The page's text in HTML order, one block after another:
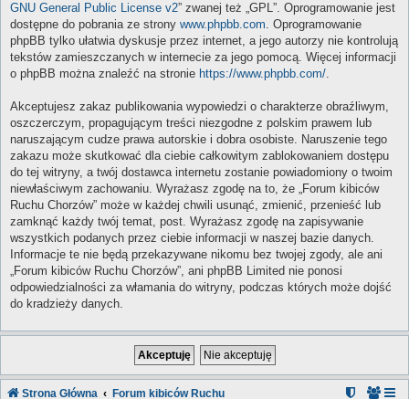
GNU General Public License v2” zwanej też „GPL”. Oprogramowanie jest
dostępne do pobrania ze strony www.phpbb.com. Oprogramowanie
phpBB tylko ułatwia dyskusje przez internet, a jego autorzy nie kontrolują
tekstów zamieszczanych w internecie za jego pomocą. Więcej informacji
o phpBB można znaleźć na stronie https://www.phpbb.com/.
Akceptujesz zakaz publikowania wypowiedzi o charakterze obraźliwym,
oszczerczym, propagującym treści niezgodne z polskim prawem lub
naruszającym cudze prawa autorskie i dobra osobiste. Naruszenie tego
zakazu może skutkować dla ciebie całkowitym zablokowaniem dostępu
do tej witryny, a twój dostawca internetu zostanie powiadomiony o twoim
niewłaściwym zachowaniu. Wyrażasz zgodę na to, że „Forum kibiców
Ruchu Chorzów” może w każdej chwili usunąć, zmienić, przenieść lub
zamknąć każdy twój temat, post. Wyrażasz zgodę na zapisywanie
wszystkich podanych przez ciebie informacji w naszej bazie danych.
Informacje te nie będą przekazywane nikomu bez twojej zgody, ale ani
„Forum kibiców Ruchu Chorzów”, ani phpBB Limited nie ponosi
odpowiedzialności za włamania do witryny, podczas których może dojść
do kradzieży danych.
Strona Główna Forum kibiców Ruchu